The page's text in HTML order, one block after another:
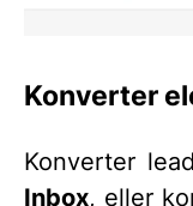
Konverter
Konverter
Inbox, eller